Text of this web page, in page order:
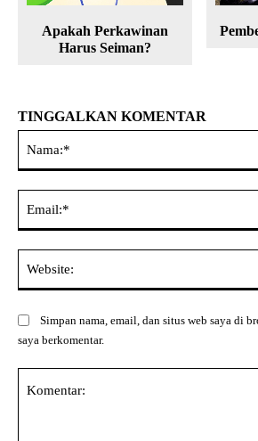
Apakah Perkawinan
Harus Seiman?
TINGGALKAN KOMENTAR
Simpan nama, email, dan situs web saya di
saya berkomentar.